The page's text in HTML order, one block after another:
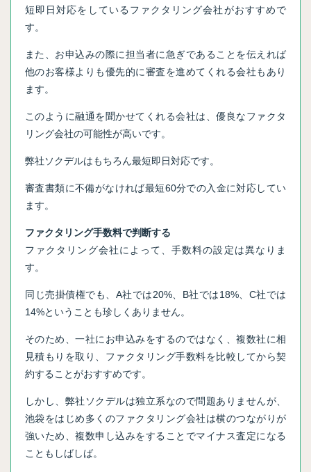
短即日対応をしているファクタリング会社がおすすめで
す。
また、お申込みの際に担当者に急ぎであることを伝えれば
他のお客様よりも優先的に審査を進めてくれる会社もあり
ます。
このように融通を聞かせてくれる会社は、優良なファクタ
リング会社の可能性が高いです。
弊社ソクデルはもちろん最短即日対応です。
審査書類に不備がなければ最短60分での入金に対応してい
ます。
ファクタリング手数料で判断する
ファクタリング会社によって、手数料の設定は異なりま
す。
同じ売掛債権でも、A社では20%、B社では18%、C社では
14%ということも珍しくありません。
そのため、一社にお申込みをするのではなく、複数社に相
見積もりを取り、ファクタリング手数料を比較してから契
約することがおすすめです。
しかし、弊社ソクデルは独立系なので問題ありませんが、
池袋をはじめ多くのファクタリング会社は横のつながりが
強いため、複数申し込みをすることでマイナス査定になる
こともしばしば。